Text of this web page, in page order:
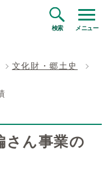
検索 メニュー
文化財・郷土史
さん事業の